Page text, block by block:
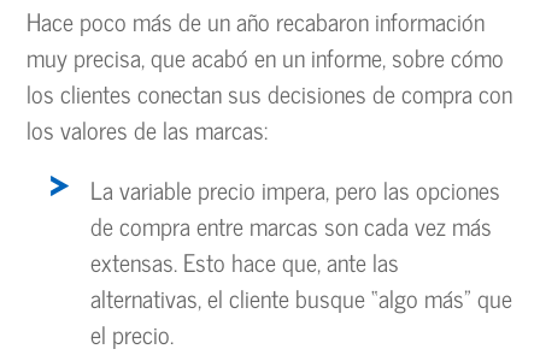
Hace poco más de un año recabaron información
muy precisa, que acabó en un informe, sobre cómo
los clientes conectan sus decisiones de compra con
los valores de las marcas:
La variable precio impera, pero las opciones
de compra entre marcas son cada vez más
extensas. Esto hace que, ante las
alternativas, el cliente busque “algo más” que
el precio.